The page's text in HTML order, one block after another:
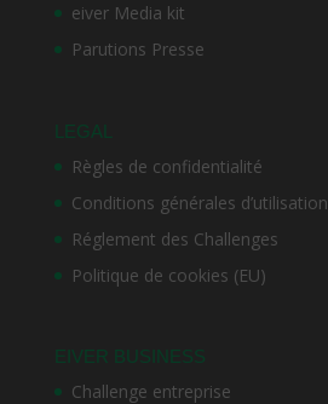
eiver Media kit
Parutions Presse
LEGAL
Règles de confidentialité
Conditions générales d’utilisation
Réglement des Challenges
Politique de cookies (EU)
EIVER BUSINESS
Challenge entreprise